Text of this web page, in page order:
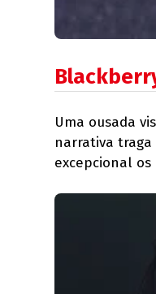
Uma ousada
narrativa traga
excepcional os